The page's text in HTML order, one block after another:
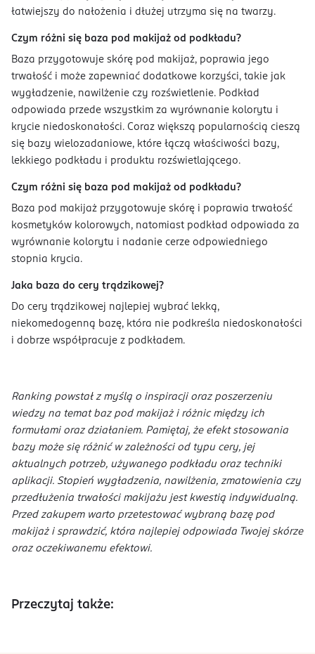
łatwiejszy do nałożenia i dłużej utrzyma się na twarzy.
Czym różni się baza pod makijaż od podkładu?
Baza przygotowuje skórę pod makijaż, poprawia jego
trwałość i może zapewniać dodatkowe korzyści, takie jak
wygładzenie, nawilżenie czy rozświetlenie. Podkład
odpowiada przede wszystkim za wyrównanie kolorytu i
krycie niedoskonałości. Coraz większą popularnością cieszą
się bazy wielozadaniowe, które łączą właściwości bazy,
lekkiego podkładu i produktu rozświetlającego.
Czym różni się baza pod makijaż od podkładu?
Baza pod makijaż przygotowuje skórę i poprawia trwałość
kosmetyków kolorowych, natomiast podkład odpowiada za
wyrównanie kolorytu i nadanie cerze odpowiedniego
stopnia krycia.
Jaka baza do cery trądzikowej?
Do cery trądzikowej najlepiej wybrać lekką,
niekomedogenną bazę, która nie podkreśla niedoskonałości
i dobrze współpracuje z podkładem.
Ranking powstał z myślą o inspiracji oraz poszerzeniu
wiedzy na temat baz pod makijaż i różnic między ich
formułami oraz działaniem. Pamiętaj, że efekt stosowania
bazy może się różnić w zależności od typu cery, jej
aktualnych potrzeb, używanego podkładu oraz techniki
aplikacji. Stopień wygładzenia, nawilżenia, zmatowienia czy
przedłużenia trwałości makijażu jest kwestią indywidualną.
Przed zakupem warto przetestować wybraną bazę pod
makijaż i sprawdzić, która najlepiej odpowiada Twojej skórze
oraz oczekiwanemu efektowi.
Przeczytaj także: